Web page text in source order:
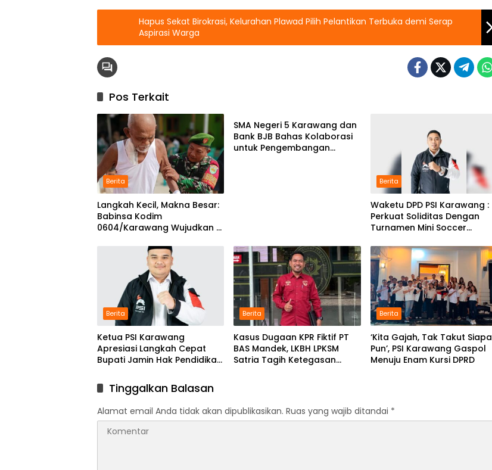
Hapus Sekat Birokrasi, Kelurahan Plawad Pilih Pelantikan Terbuka demi Serap
Aspirasi Warga
Pos Terkait
Berita
Langkah Kecil, Makna Besar:
Babinsa Kodim
0604/Karawang Wujudkan 7
SMA Negeri 5 Karawang dan
Bank BJB Bahas Kolaborasi
untuk Pengembangan
Berita
Waketu DPD PSI Karawang :
Perkuat Soliditas Dengan
Turnamen Mini Soccer
Berita
Ketua PSI Karawang
Apresiasi Langkah Cepat
Bupati Jamin Hak Pendidikan
Berita
Kasus Dugaan KPR Fiktif PT
BAS Mandek, LKBH LPKSM
Satria Tagih Ketegasan
Berita
‘Kita Gajah, Tak Takut Siapa
Pun’, PSI Karawang Gaspol
Menuju Enam Kursi DPRD
Tinggalkan Balasan
Alamat email Anda tidak akan dipublikasikan. Ruas yang wajib ditandai *